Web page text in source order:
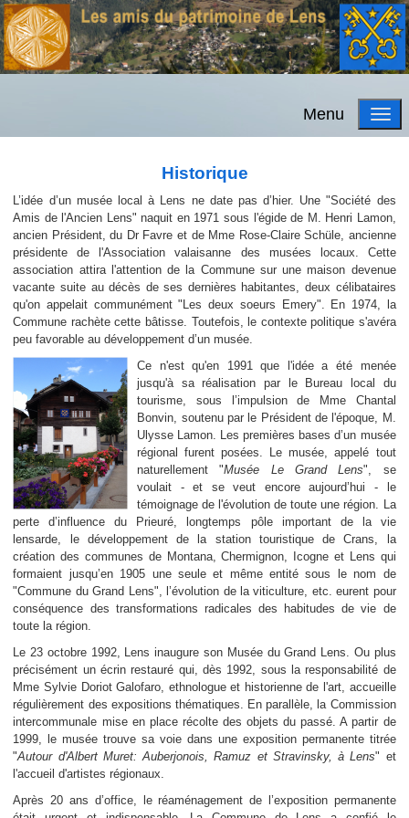
Menu
Historique
L’idée d’un musée local à Lens ne date pas d’hier. Une "Société des
Amis de l'Ancien Lens" naquit en 1971 sous l'égide de M. Henri Lamon,
ancien Président, du Dr Favre et de Mme Rose-Claire Schüle, ancienne
présidente de l'Association valaisanne des musées locaux. Cette
association attira l'attention de la Commune sur une maison devenue
vacante suite au décès de ses dernières habitantes, deux célibataires
qu'on appelait communément "Les deux soeurs Emery". En 1974, la
Commune rachète cette bâtisse. Toutefois, le contexte politique s'avéra
peu favorable au développement d’un musée.
Ce n'est qu'en 1991 que l'idée a été menée
jusqu'à sa réalisation par le Bureau local du
tourisme, sous l’impulsion de Mme Chantal
Bonvin, soutenu par le Président de l'époque, M.
Ulysse Lamon. Les premières bases d’un musée
régional furent posées. Le musée, appelé tout
naturellement "Musée Le Grand Lens", se
voulait - et se veut encore aujourd’hui - le
témoignage de l'évolution de toute une région. La
perte d’influence du Prieuré, longtemps pôle important de la vie
lensarde, le développement de la station touristique de Crans, la
création des communes de Montana, Chermignon, Icogne et Lens qui
formaient jusqu’en 1905 une seule et même entité sous le nom de
"Commune du Grand Lens", l’évolution de la viticulture, etc. eurent pour
conséquence des transformations radicales des habitudes de vie de
toute la région.
Le 23 octobre 1992, Lens inaugure son Musée du Grand Lens. Ou plus
précisément un écrin restauré qui, dès 1992, sous la responsabilité de
Mme Sylvie Doriot Galofaro, ethnologue et historienne de l'art, accueille
régulièrement des expositions thématiques. En parallèle, la Commission
intercommunale mise en place récolte des objets du passé. A partir de
1999, le musée trouve sa voie dans une exposition permanente titrée
"Autour d'Albert Muret: Auberjonois, Ramuz et Stravinsky, à Lens" et
l'accueil d'artistes régionaux.
Après 20 ans d’office, le réaménagement de l’exposition permanente